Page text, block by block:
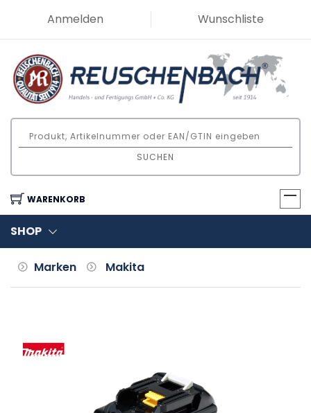
Anmelden Wunschliste
SUCHEN
WARENKORB
SHOP
Marken Makita